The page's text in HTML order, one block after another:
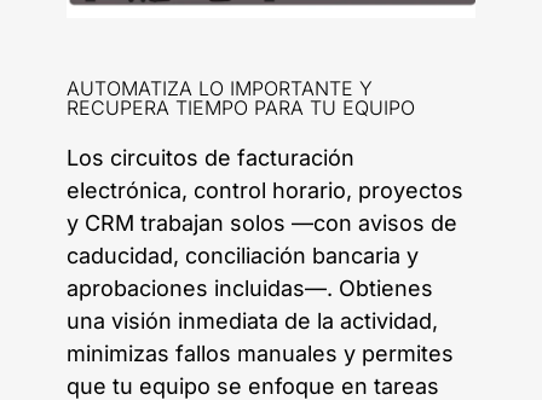
AUTOMATIZA LO IMPORTANTE Y
RECUPERA TIEMPO PARA TU EQUIPO
Los circuitos de facturación
electrónica, control horario, proyectos
y CRM trabajan solos —con avisos de
caducidad, conciliación bancaria y
aprobaciones incluidas—. Obtienes
una visión inmediata de la actividad,
minimizas fallos manuales y permites
que tu equipo se enfoque en tareas